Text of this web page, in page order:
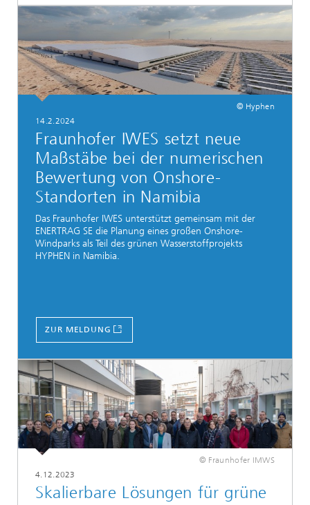
© Hyphen
14.2.2024
Fraunhofer IWES setzt neue
Maßstäbe bei der numerischen
Bewertung von Onshore-
Standorten in Namibia
Das Fraunhofer IWES unterstützt gemeinsam mit der
ENERTRAG SE die Planung eines großen Onshore-
Windparks als Teil des grünen Wasserstoffprojekts
HYPHEN in Namibia.
ZUR MELDUNG
© Fraunhofer IMWS
4.12.2023
Skalierbare Lösungen für grüne